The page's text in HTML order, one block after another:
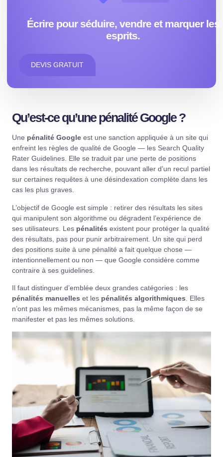
Écrire pour séduire, vendre et marquer les
esprits.
DEVIS GRATUIT
Qu’est-ce qu’une pénalité Google ?
Une pénalité Google est une sanction appliquée à un site qui
enfreint les règles de qualité de Google — les Search Quality
Rater Guidelines. Elle se traduit par une perte de positions
dans les résultats de recherche, pouvant aller d’un recul partiel
sur certaines requêtes à une désindexation complète dans les
cas les plus graves.
L’objectif de Google est simple : retirer des résultats les sites
qui manipulent son algorithme ou dégradent l’expérience de
ses utilisateurs. Les pénalités existent pour protéger la qualité
des résultats, pas pour punir arbitrairement. Un site qui perd
des positions suite à une pénalité a fait quelque chose —
intentionnellement ou non — que Google considère comme
contraire à ses guidelines.
Il faut distinguer d’emblée deux grandes catégories : les
pénalités manuelles et les pénalités algorithmiques . Elles
n’ont pas les mêmes mécanismes, pas la même façon de se
manifester et pas les mêmes solutions.